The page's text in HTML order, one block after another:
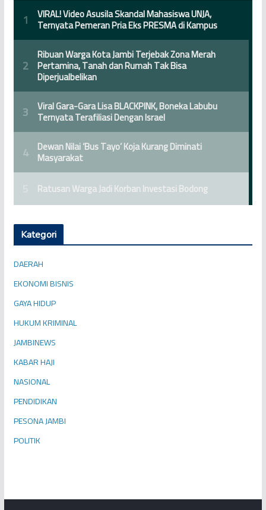
Kategori
DAERAH
EKONOMI BISNIS
GAYA HIDUP
HUKUM KRIMINAL
JAMBINEWS
KABAR HAJI
NASIONAL
PENDIDIKAN
PESONA JAMBI
POLITIK